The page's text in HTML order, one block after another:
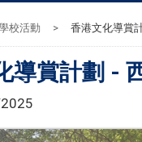
校活動 > 香港文化導賞
導賞計劃 -